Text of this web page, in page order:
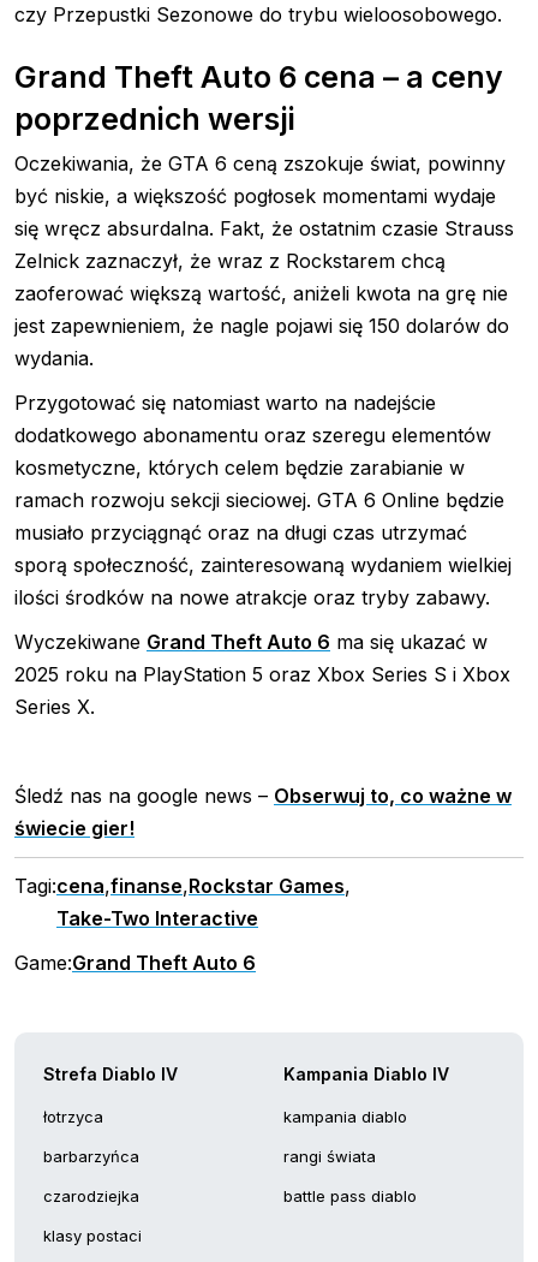
czy Przepustki Sezonowe do trybu wieloosobowego.
Grand Theft Auto 6 cena – a ceny
poprzednich wersji
Oczekiwania, że GTA 6 ceną zszokuje świat, powinny
być niskie, a większość pogłosek momentami wydaje
się wręcz absurdalna. Fakt, że ostatnim czasie Strauss
Zelnick zaznaczył, że wraz z Rockstarem chcą
zaoferować większą wartość, aniżeli kwota na grę nie
jest zapewnieniem, że nagle pojawi się 150 dolarów do
wydania.
Przygotować się natomiast warto na nadejście
dodatkowego abonamentu oraz szeregu elementów
kosmetyczne, których celem będzie zarabianie w
ramach rozwoju sekcji sieciowej. GTA 6 Online będzie
musiało przyciągnąć oraz na długi czas utrzymać
sporą społeczność, zainteresowaną wydaniem wielkiej
ilości środków na nowe atrakcje oraz tryby zabawy.
Wyczekiwane Grand Theft Auto 6 ma się ukazać w
2025 roku na PlayStation 5 oraz Xbox Series S i Xbox
Series X.
Śledź nas na google news – Obserwuj to, co ważne w
świecie gier!
Tagi:cena,finanse,Rockstar Games,
Take-Two Interactive
Game:Grand Theft Auto 6
Strefa Diablo IV
łotrzyca
barbarzyńca
czarodziejka
klasy postaci
Kampania Diablo IV
kampania diablo
rangi świata
battle pass diablo